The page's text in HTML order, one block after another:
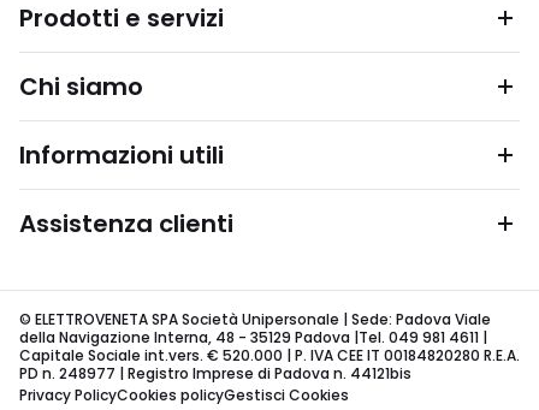
Prodotti e servizi
Chi siamo
Informazioni utili
Assistenza clienti
© ELETTROVENETA SPA Società Unipersonale | Sede: Padova Viale
della Navigazione Interna, 48 - 35129 Padova |Tel. 049 981 4611 |
Capitale Sociale int.vers. € 520.000 | P. IVA CEE IT 00184820280 R.E.A.
PD n. 248977 | Registro Imprese di Padova n. 44121bis
Privacy PolicyCookies policyGestisci Cookies